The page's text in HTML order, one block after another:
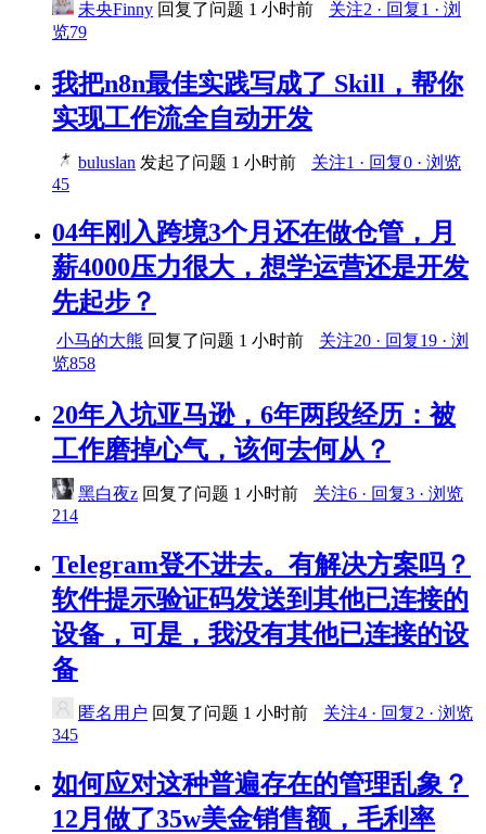
未央Finny 回复了问题 1 小时前
关注2 · 回复1 · 浏
览79
我把n8n最佳实践写成了 Skill，帮你
实现工作流全自动开发
buluslan 发起了问题 1 小时前
关注1 · 回复0 · 浏览
45
04年刚入跨境3个月还在做仓管，月
薪4000压力很大，想学运营还是开发
先起步？
小马的大熊 回复了问题 1 小时前
关注20 · 回复19 · 浏
览858
20年入坑亚马逊，6年两段经历：被
工作磨掉心气，该何去何从？
黑白夜z 回复了问题 1 小时前
关注6 · 回复3 · 浏览
214
Telegram登不进去。有解决方案吗？
软件提示验证码发送到其他已连接的
设备，可是，我没有其他已连接的设
备
匿名用户 回复了问题 1 小时前
关注4 · 回复2 · 浏览
345
如何应对这种普遍存在的管理乱象？
12月做了35w美金销售额，毛利率